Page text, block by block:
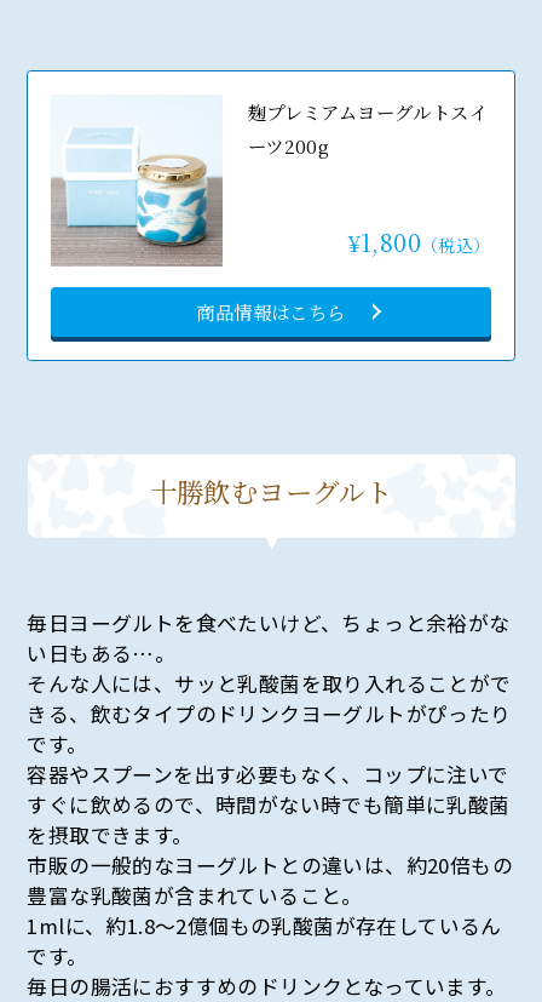
麹プレミアムヨーグルトスイ
ーツ200g
¥1,800 （税込）
商品情報はこちら
十勝飲むヨーグルト
毎日ヨーグルトを食べたいけど、ちょっと余裕がな
い日もある…。
そんな人には、サッと乳酸菌を取り入れることがで
きる、飲むタイプのドリンクヨーグルトがぴったり
です。
容器やスプーンを出す必要もなく、コップに注いで
すぐに飲めるので、時間がない時でも簡単に乳酸菌
を摂取できます。
市販の一般的なヨーグルトとの違いは、約20倍もの
豊富な乳酸菌が含まれていること。
1mlに、約1.8〜2億個もの乳酸菌が存在しているん
です。
毎日の腸活におすすめのドリンクとなっています。